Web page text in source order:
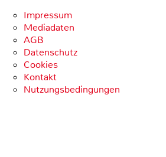
Impressum
Mediadaten
AGB
Datenschutz
Cookies
Kontakt
Nutzungsbedingungen